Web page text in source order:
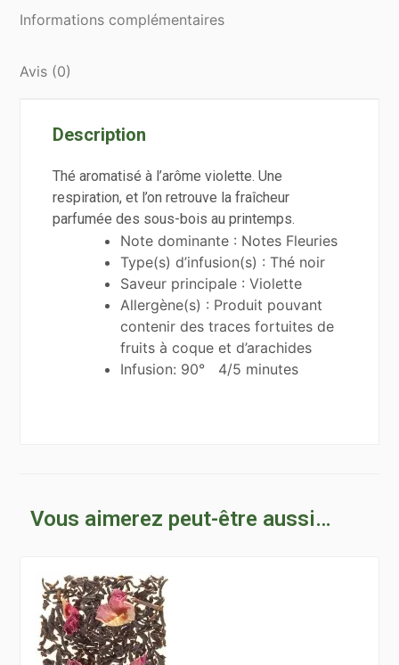
100g
Informations complémentaires
Avis (0)
Description
Thé aromatisé à l’arôme violette. Une
respiration, et l’on retrouve la fraîcheur
parfumée des sous-bois au printemps.
Note dominante : Notes Fleuries
Type(s) d’infusion(s) : Thé noir
Saveur principale : Violette
Allergène(s) : Produit pouvant
contenir des traces fortuites de
fruits à coque et d’arachides
Infusion: 90° 4/5 minutes
Vous aimerez peut-être aussi…